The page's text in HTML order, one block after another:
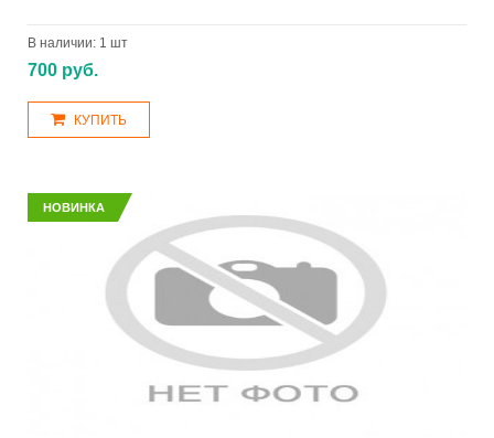
В наличии: 1 шт
700 руб.
КУПИТЬ
НОВИНКА